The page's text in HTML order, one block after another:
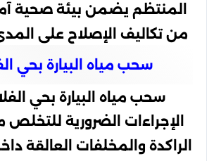
المنتظم يضمن بيئة صحية
من تكاليف الإصلاح على
سحب مياه البيارة بحي
سحب مياه البيارة بحي
الإجراءات الضرورية للتخلص
الراكدة والمخلفات العالقة